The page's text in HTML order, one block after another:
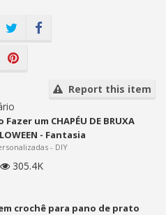
Report this item
Fazer um CHAPÉU DE BRUXA
- Fantasia
- DIY
305.4K
crochê para pano de prato